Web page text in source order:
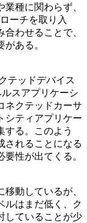
種に関わらず、
ーチを取り入
わせることで、
ある。
テッドデバイス
スアプリケーシ
ネクテッドカーサ
シティアプリケー
する。このよう
されることになる
性が出てくる。
動しているが、
ルはまだ低く、ク
していることが少